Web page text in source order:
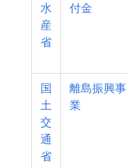
水
産
省
付金
国
土
交
通
省
離島振興事
業